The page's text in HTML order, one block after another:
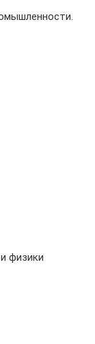
физики